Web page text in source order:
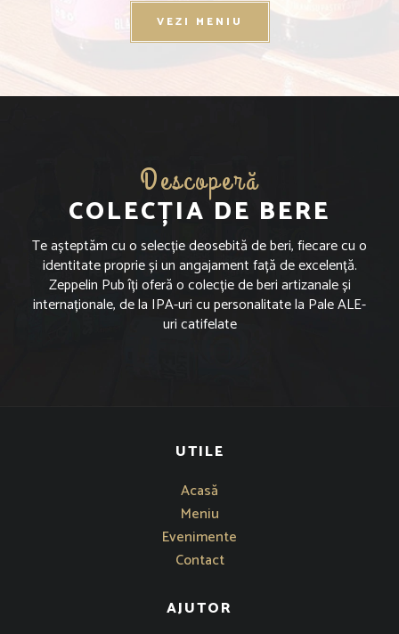
VEZI MENIU
Descoperă
COLECȚIA DE BERE
Te așteptăm cu o selecție deosebită de beri, fiecare cu o
identitate proprie și un angajament față de excelență.
Zeppelin Pub îți oferă o colecție de beri artizanale și
internaționale, de la IPA-uri cu personalitate la Pale ALE-
uri catifelate
UTILE
Acasă
Meniu
Evenimente
Contact
AJUTOR